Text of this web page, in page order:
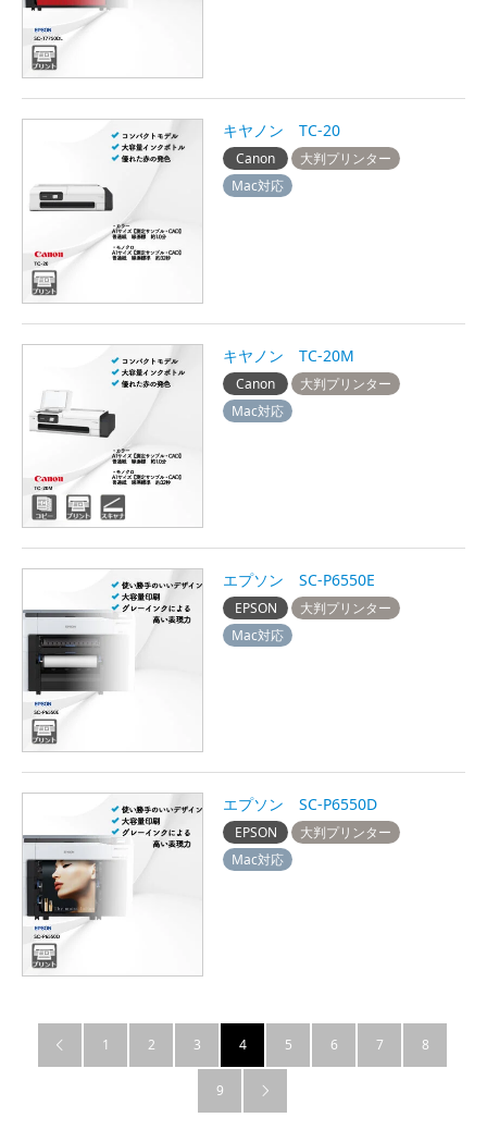
キヤノン TC-20
Canon
大判プリンター
Mac対応
キヤノン TC-20M
Canon
大判プリンター
Mac対応
エプソン SC-P6550E
EPSON
大判プリンター
Mac対応
エプソン SC-P6550D
EPSON
大判プリンター
Mac対応
 1 2 3 4 5 6 7 8
9 